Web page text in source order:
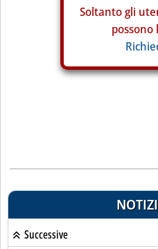
Soltanto gli
Successive